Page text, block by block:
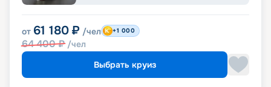
от 61 180 ₽ /чел
64 400₽ /чел
+1 000
Выбрать круиз